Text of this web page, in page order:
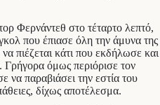
Φερνάντεθ στο τέταρτο λεπτό,
που έπιασε όλη την άμυνα της
κάτι που εκδήλωσε και
Γρήγορα όμως περιόρισε τον
παραβιάσει την εστία του
δίχως αποτέλεσμα.